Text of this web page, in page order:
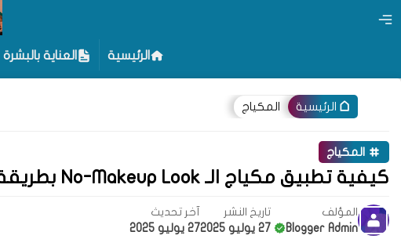
الرئيسية العناية بالبشرة
الرئيسية المكياج
المكياج
كيفية تطبيق مكياج الـ No-Makeup Look بطريقة طبيعية
المؤلف
Blogger Admin
تاريخ النشر
27 يوليو 2025
آخر تحديث
27 يوليو 2025